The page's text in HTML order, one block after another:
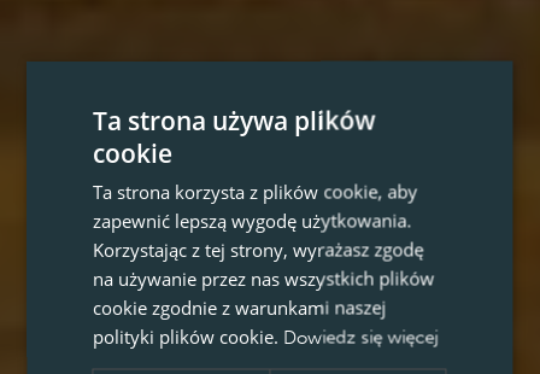
Ta strona używa plików
cookie
Ta strona korzysta z plików cookie, aby
zapewnić lepszą wygodę użytkowania.
Korzystając z tej strony, wyrażasz zgodę
na używanie przez nas wszystkich plików
cookie zgodnie z warunkami naszej
polityki plików cookie. Dowiedz się więcej